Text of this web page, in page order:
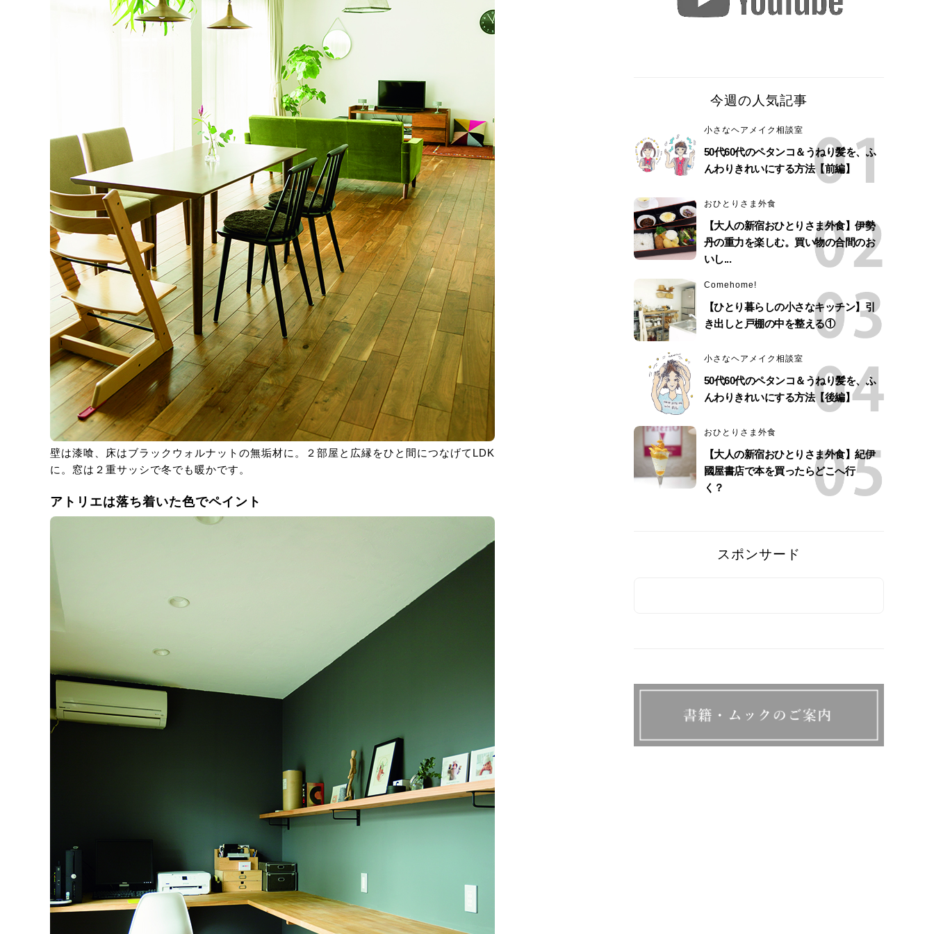
壁は漆喰、床はブラックウォルナットの無垢材に。２部屋と広縁をひと間につなげてLDK
に。窓は２重サッシで冬でも暖かです。
アトリエは落ち着いた色でペイント
今週の人気記事
小さなヘアメイク相談室
50代60代のペタンコ＆うねり髪を、ふ
んわりきれいにする方法【前編】
おひとりさま外食
【大人の新宿おひとりさま外食】伊勢
丹の重力を楽しむ。買い物の合間のお
いし...
Comehome!
【ひとり暮らしの小さなキッチン】引
き出しと戸棚の中を整える①
小さなヘアメイク相談室
50代60代のペタンコ＆うねり髪を、ふ
んわりきれいにする方法【後編】
おひとりさま外食
【大人の新宿おひとりさま外食】紀伊
國屋書店で本を買ったらどこへ行
く？
スポンサード